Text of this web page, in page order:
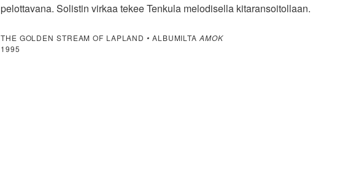
pelottavana. Solistin virkaa tekee Tenkula melodisella kitaransoitollaan.
THE GOLDEN STREAM OF LAPLAND • ALBUMILTA AMOK
1995